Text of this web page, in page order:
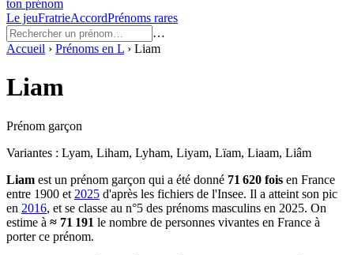
ton prénom
Le jeuFratrieAccordPrénoms rares
…
Accueil › Prénoms en L › Liam
Liam
Prénom garçon
Variantes : Lyam, Liham, Lyham, Liyam, Lïam, Liaam, Liâm
Liam est un prénom garçon qui a été donné 71 620 fois en France
entre 1900 et 2025 d'après les fichiers de l'Insee. Il a atteint son pic
en 2016, et se classe au n°5 des prénoms masculins en 2025. On
estime à ≈ 71 191 le nombre de personnes vivantes en France à
porter ce prénom.